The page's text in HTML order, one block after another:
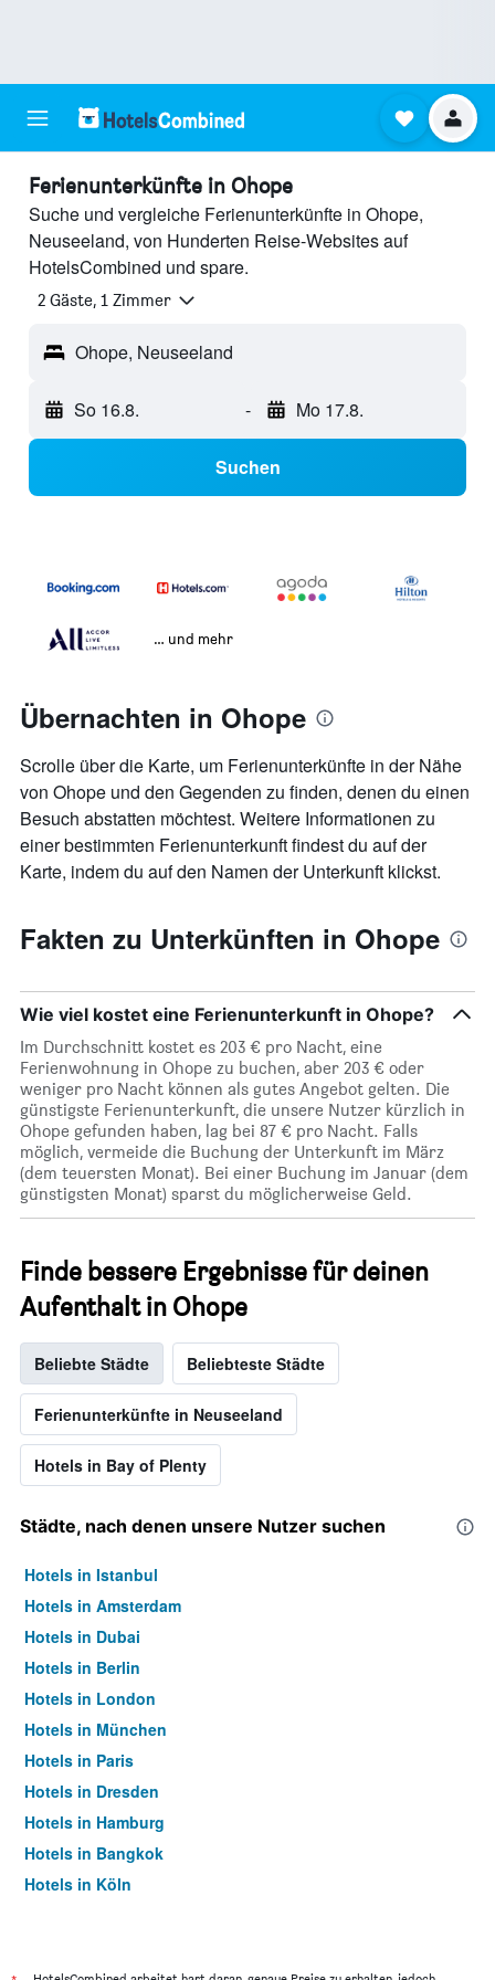
Ferienunterkünfte in Ohope
Suche und vergleiche Ferienunterkünfte in Ohope,
Neuseeland, von Hunderten Reise-Websites auf
HotelsCombined und spare.
2 Gäste, 1 Zimmer
Ohope, Neuseeland
So 16.8. - Mo 17.8.
Suchen
… und mehr
Übernachten in Ohope
Scrolle über die Karte, um Ferienunterkünfte in der Nähe
von Ohope und den Gegenden zu finden, denen du einen
Besuch abstatten möchtest. Weitere Informationen zu
einer bestimmten Ferienunterkunft findest du auf der
Karte, indem du auf den Namen der Unterkunft klickst.
Fakten zu Unterkünften in Ohope
Wie viel kostet eine Ferienunterkunft in Ohope?
Im Durchschnitt kostet es 203 € pro Nacht, eine
Ferienwohnung in Ohope zu buchen, aber 203 € oder
weniger pro Nacht können als gutes Angebot gelten. Die
günstigste Ferienunterkunft, die unsere Nutzer kürzlich in
Ohope gefunden haben, lag bei 87 € pro Nacht. Falls
möglich, vermeide die Buchung der Unterkunft im März
(dem teuersten Monat). Bei einer Buchung im Januar (dem
günstigsten Monat) sparst du möglicherweise Geld.
Finde bessere Ergebnisse für deinen
Aufenthalt in Ohope
Beliebte Städte Beliebteste Städte
Ferienunterkünfte in Neuseeland
Hotels in Bay of Plenty
Städte, nach denen unsere Nutzer suchen
Hotels in Istanbul
Hotels in Amsterdam
Hotels in Dubai
Hotels in Berlin
Hotels in London
Hotels in München
Hotels in Paris
Hotels in Dresden
Hotels in Hamburg
Hotels in Bangkok
Hotels in Köln